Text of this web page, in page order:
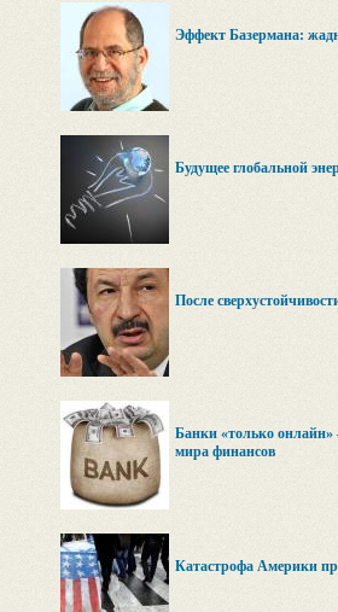
Эффект Базермана:
Будущее глобальной
После
Банки «только
мира финансов
Катастрофа Америки